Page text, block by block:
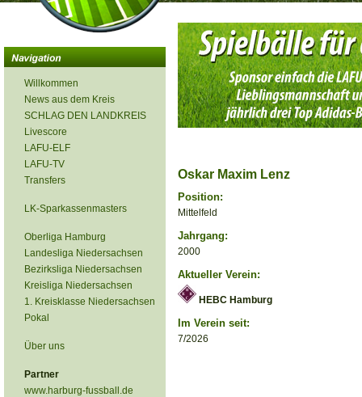
Willkommen
News aus dem Kreis
SCHLAG DEN LANDKREIS
Livescore
LAFU-ELF
LAFU-TV
Transfers
LK-Sparkassenmasters
Oberliga Hamburg
Landesliga Niedersachsen
Bezirksliga Niedersachsen
Kreisliga Niedersachsen
1. Kreisklasse Niedersachsen
Pokal
Über uns
Partner
www.harburg-fussball.de
Oskar Maxim Lenz
Position:
Mittelfeld
Jahrgang:
2000
Aktueller Verein:
HEBC Hamburg
Im Verein seit:
7/2026